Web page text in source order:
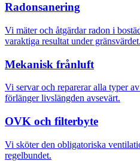
Radonsanering
Vi mäter och åtgärdar radon i
varaktiga resultat under gränsvärdet.
Mekanisk frånluft
Vi servar och reparerar alla typer
förlänger livslängden avsevärt.
OVK och filterbyte
Vi sköter den obligatoriska
regelbundet.